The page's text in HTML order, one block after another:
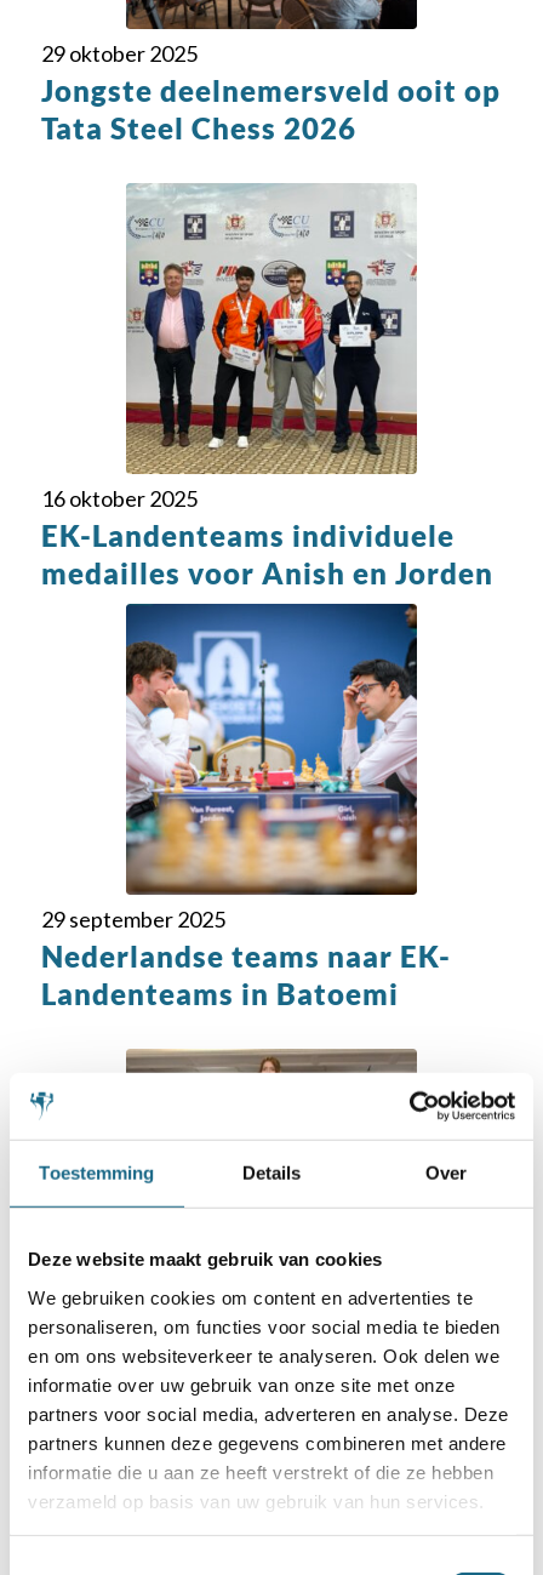
Toestemming Details Over
Deze website maakt gebruik van cookies
We gebruiken cookies om content en advertenties te
personaliseren, om functies voor social media te bieden
en om ons websiteverkeer te analyseren. Ook delen we
informatie over uw gebruik van onze site met onze
partners voor social media, adverteren en analyse. Deze
partners kunnen deze gegevens combineren met andere
informatie die u aan ze heeft verstrekt of die ze hebben
verzameld op basis van uw gebruik van hun services.
29 oktober 2025
Jongste deelnemersveld ooit op
Tata Steel Chess 2026
16 oktober 2025
EK-Landenteams individuele
medailles voor Anish en Jorden
29 september 2025
Nederlandse teams naar EK-
Landenteams in Batoemi
29 september 2025
Eline Roebers wereldkampioen
snelschaken